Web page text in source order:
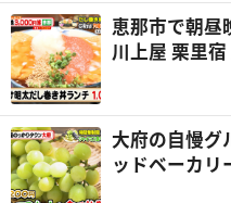
恵那市で朝
川上屋 栗里
がぐりもち”
ドッカーン
ールド）』
大府の自慢グ
ッドベーカリ
食パン＆「